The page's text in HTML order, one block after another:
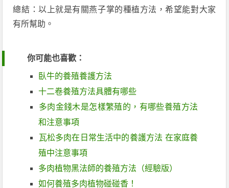
總結：以上就是有關燕子掌的種植方法，希望能對大家
有所幫助。
你可能也喜歡：
臥牛的養殖養護方法
十二卷養殖方法具體有哪些
多肉金錢木是怎樣繁殖的，有哪些養殖方法
和注意事項
瓦松多肉在日常生活中的養護方法 在家庭養
殖中注意事項
多肉植物黑法師的養殖方法（經驗版）
如何養殖多肉植物碰碰香！